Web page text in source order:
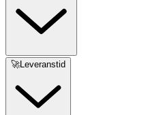
🚀Leveranstid